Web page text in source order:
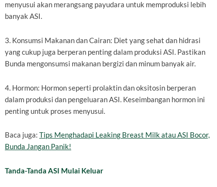
menyusui akan merangsang payudara untuk memproduksi lebih
banyak ASI.
3. Konsumsi Makanan dan Cairan: Diet yang sehat dan hidrasi
yang cukup juga berperan penting dalam produksi ASI. Pastikan
Bunda mengonsumsi makanan bergizi dan minum banyak air.
4. Hormon: Hormon seperti prolaktin dan oksitosin berperan
dalam produksi dan pengeluaran ASI. Keseimbangan hormon ini
penting untuk proses menyusui.
Baca juga: Tips Menghadapi Leaking Breast Milk atau ASI Bocor,
Bunda Jangan Panik!
Tanda-Tanda ASI Mulai Keluar